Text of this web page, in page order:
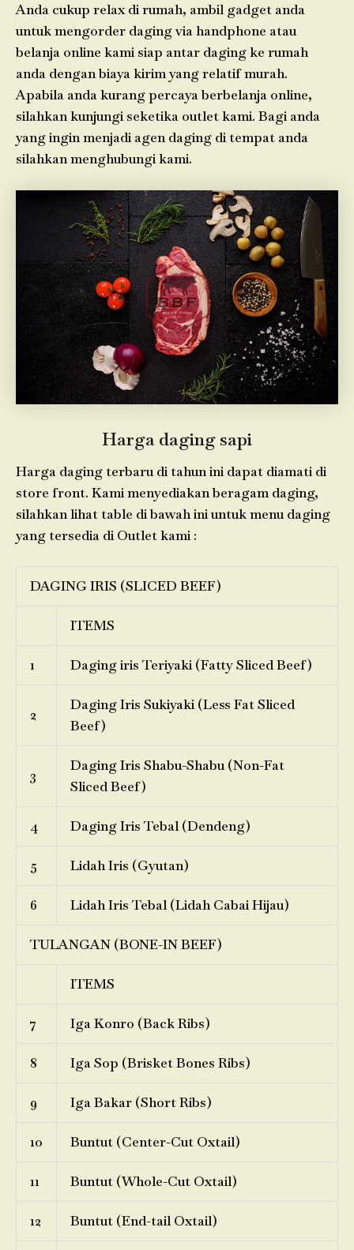
Anda cukup relax di rumah, ambil gadget anda
untuk mengorder daging via handphone atau
belanja online kami siap antar daging ke rumah
anda dengan biaya kirim yang relatif murah.
Apabila anda kurang percaya berbelanja online,
silahkan kunjungi seketika outlet kami. Bagi anda
yang ingin menjadi agen daging di tempat anda
silahkan menghubungi kami.
Harga daging sapi
Harga daging terbaru di tahun ini dapat diamati di
store front. Kami menyediakan beragam daging,
silahkan lihat table di bawah ini untuk menu daging
yang tersedia di Outlet kami :
DAGING IRIS (SLICED BEEF)
ITEMS
1 Daging iris Teriyaki (Fatty Sliced Beef)
2
Daging Iris Sukiyaki (Less Fat Sliced
Beef)
3
Daging Iris Shabu-Shabu (Non-Fat
Sliced Beef)
4 Daging Iris Tebal (Dendeng)
5 Lidah Iris (Gyutan)
6 Lidah Iris Tebal (Lidah Cabai Hijau)
TULANGAN (BONE-IN BEEF)
ITEMS
7 Iga Konro (Back Ribs)
8 Iga Sop (Brisket Bones Ribs)
9 Iga Bakar (Short Ribs)
10 Buntut (Center-Cut Oxtail)
11 Buntut (Whole-Cut Oxtail)
12 Buntut (End-tail Oxtail)